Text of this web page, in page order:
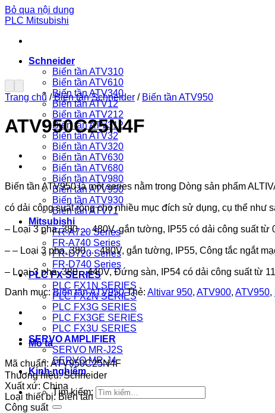
Bỏ qua nội dung
PLC Mitsubishi
Schneider
Biến tần ATV310
Biến tần ATV610
Biến tần ATV340
Biến tần ATV12
Biến tần ATV212
Biến tần ATV312
Biến tần ATV32
Biến tần ATV320
Biến tần ATV630
Biến tần ATV680
Biến tần ATV980
Biến tần ATV950
Biến tần ATV930
Biến tần ATV71
Mitsubishi
FR-A720 Series
FR-A740 Series
FR-D720 Series
FR-D740 Series
PLC FX SERIES
PLC FX1N SERIES
PLC FX2N SERIES
PLC FX3G SERIES
PLC FX3GE SERIES
PLC FX3U SERIES
SERVO AMPLIFIER
SERVO MR-J2S
SERVO MR-J4
Kinh nghiệm
Tìm kiếm:
Trang chủ / Biến tần Schneider / Biến tần ATV950
ATV950C25N4F
Biến tần ATV950 là một series nằm trong Dòng sản phẩm
có dải công suất rộng cho nhiều mục đích sử dụng, cụ thể như
– Loại 3 pha, 380 … 480V, gắn tường, IP55 có dải công suất từ
– – Loại 3 pha, 380 … 480V, gắn tường, IP55, Công tắc ngắt
– Loại 3 pha, 380…440V, Đứng sàn, IP54 có dải công suất từ
Danh mục:Biến tần ATV950 Thẻ: Altivar 950, ATV900, ATV950,
Mô tả
Mã chuẩn: ATV950C25N4F
Thương hiệu: Schneider
Xuất xứ: China
Loại thiết bị: Biến tần
Công suất